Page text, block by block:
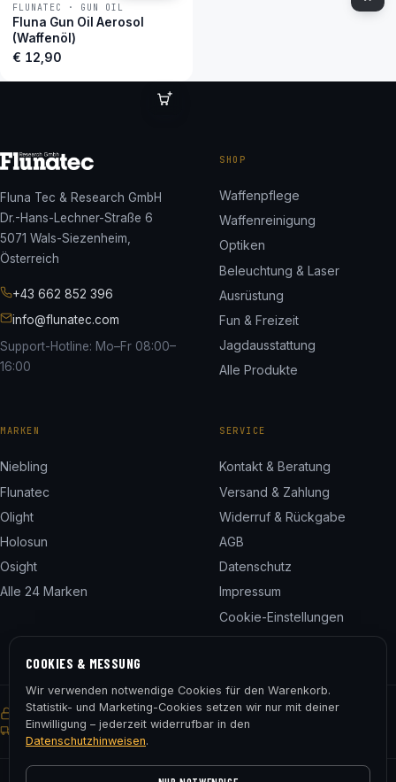
BESTSELLER
FLUNATEC · GUN OIL
Fluna Gun Oil Aerosol
(Waffenöl)
€ 12,90
Fluna Tec & Research GmbH
Dr.-Hans-Lechner-Straße 6
5071 Wals-Siezenheim,
Österreich
+43 662 852 396
info@flunatec.com
Support-Hotline: Mo–Fr 08:00–
16:00
SHOP
Waffenpflege
Waffenreinigung
Optiken
Beleuchtung & Laser
Ausrüstung
Fun & Freizeit
Jagdausstattung
Alle Produkte
MARKEN
Niebling
Flunatec
Olight
Holosun
Osight
Alle 24 Marken
SERVICE
Kontakt & Beratung
Versand & Zahlung
Widerruf & Rückgabe
AGB
Datenschutz
Impressum
Cookie-Einstellungen
SSL-verschlüsselt Käuferschutz
30 Tage Rückgaberecht
Gratis Versand ab € 75
COOKIES & MESSUNG
Wir verwenden notwendige Cookies für den Warenkorb.
Statistik- und Marketing-Cookies setzen wir nur mit deiner
Einwilligung – jederzeit widerrufbar in den
Datenschutzhinweisen.